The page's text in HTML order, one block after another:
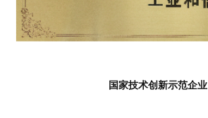
国家技术创新示范企业